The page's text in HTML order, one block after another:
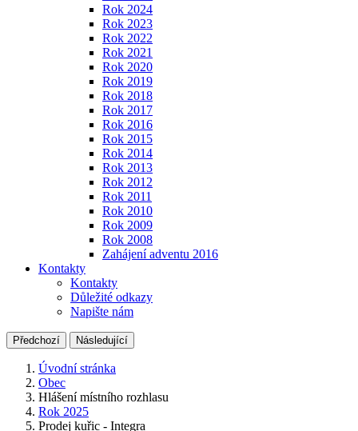
Rok 2024
Rok 2023
Rok 2022
Rok 2021
Rok 2020
Rok 2019
Rok 2018
Rok 2017
Rok 2016
Rok 2015
Rok 2014
Rok 2013
Rok 2012
Rok 2011
Rok 2010
Rok 2009
Rok 2008
Zahájení adventu 2016
Kontakty
Kontakty
Důležité odkazy
Napište nám
Předchozí Následující
Úvodní stránka
Obec
Hlášení místního rozhlasu
Rok 2025
Prodej kuřic - Integra